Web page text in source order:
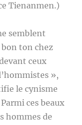
Tienanmen.)
semblent
bon ton chez
ceux
»,
le cynisme
ces beaux
hommes de